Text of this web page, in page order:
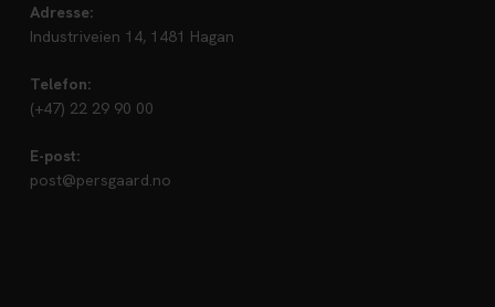
Adresse:
Industriveien 14, 1481 Hagan
Telefon:
(+47) 22 29 90 00
E-post:
post@persgaard.no